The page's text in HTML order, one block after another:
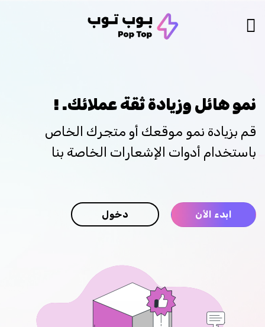
نمو هائل وزيادة ثقة عملائك. !
قم بزيادة نمو موقعك أو متجرك الخاص
باستخدام أدوات الإشعارات الخاصة بنا
ابدء الأن دخول